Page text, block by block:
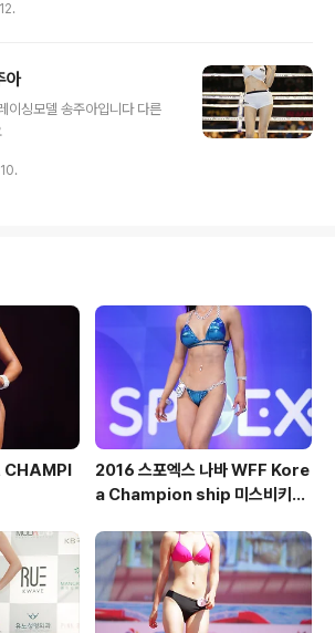
다
아
이싱모델 송주아입니다 다른
CHAMPI
2016 스포엑스 나바 WFF Kore
a Champion ship 미스비키니